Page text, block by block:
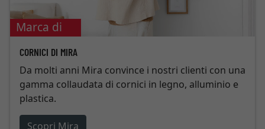
Marca di
CORNICI DI MIRA
Da molti anni Mira convince i nostri clienti con una
gamma collaudata di cornici in legno, alluminio e
plastica.
Scopri Mira